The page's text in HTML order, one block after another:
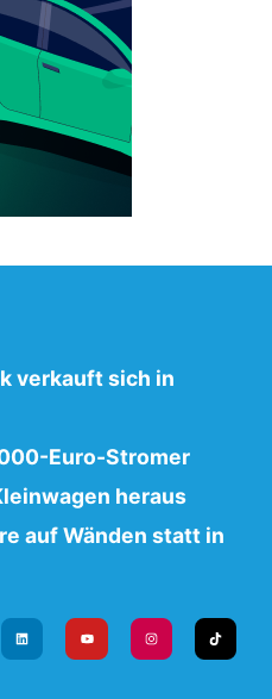
verkauft sich in
Euro-Stromer
heraus
auf Wänden statt in